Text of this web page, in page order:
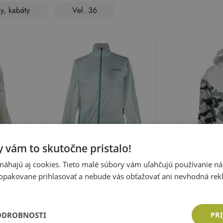
kabáty Vel. 36
Urban
Cena:
vám to skutočne pristalo!
aj cookies. Tieto malé súbory vám uľahčujú používanie
prihlasovať a nebude vás obťažovať ani nevhodná